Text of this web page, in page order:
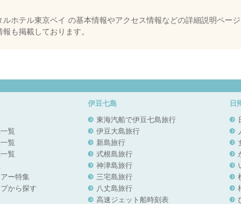
ルホテル東京ベイ の基本情報やアクセス情報などの詳細説明ペー
も掲載しております。
覧
覧
覧
ー特集
から探す
伊豆七島
東海汽船で伊豆七島旅行
伊豆大島旅行
新島旅行
式根島旅行
神津島旅行
三宅島旅行
八丈島旅行
高速ジェット船時刻表
日